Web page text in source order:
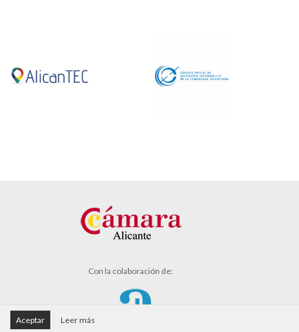
Con la colaboración de:
Aceptar Leer más